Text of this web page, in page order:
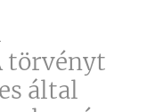
törvényt
által